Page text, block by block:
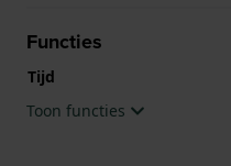
Functies
Tijd
Toon functies